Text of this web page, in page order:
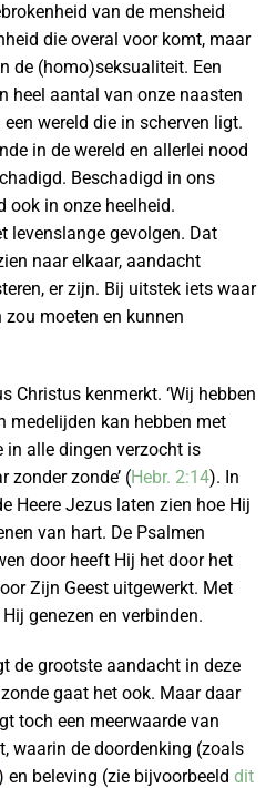
van de mensheid
die overal voor komt, maar
de (homo)seksualiteit. Een
heel aantal van onze naasten
wereld die in scherven ligt.
in de wereld en allerlei nood
Beschadigd in ons
ook in onze heelheid.
levenslange gevolgen. Dat
naar elkaar, aandacht
er zijn. Bij uitstek iets waar
moeten en kunnen
Christus kenmerkt. ‘Wij hebben
medelijden kan hebben met
in alle dingen verzocht is
zonder zonde’ (Hebr. 2:14). In
Heere Jezus laten zien hoe Hij
van hart. De Psalmen
door heeft Hij het door het
Zijn Geest uitgewerkt. Met
genezen en verbinden.
de grootste aandacht in deze
gaat het ook. Maar daar
toch een meerwaarde van
waarin de doordenking (zoals
en beleving (zie bijvoorbeeld dit